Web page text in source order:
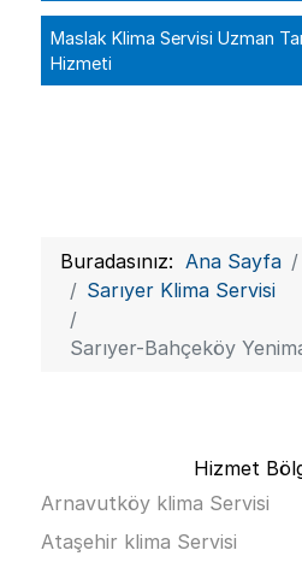
Maslak Klima Servisi Uzman
Hizmeti
Buradasınız: Ana Sayfa
Sarıyer Klima Servisi
Sarıyer-Bahçeköy
Hizmet
Arnavutköy klima Servisi
Ataşehir klima Servisi